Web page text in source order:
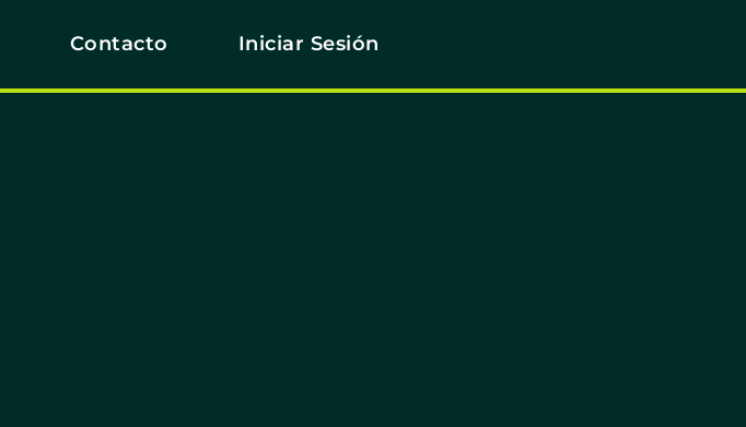
Contacto Iniciar Sesión